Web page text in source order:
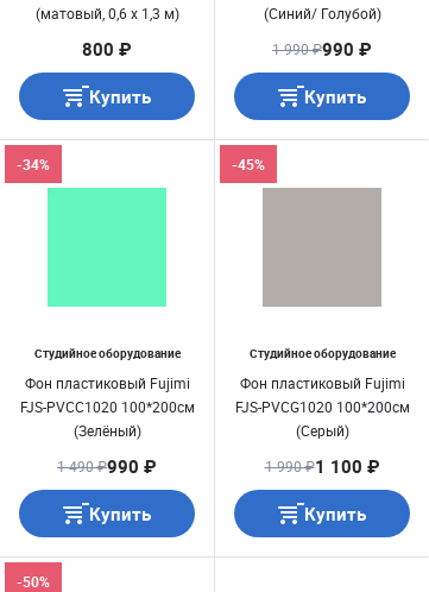
(матовый, 0,6 х 1,3 м)
800 ₽
Купить
(Синий/ Голубой)
1 990 ₽990 ₽
Купить
Студийное оборудование
Фон пластиковый Fujimi
FJS-PVCC1020 100*200см
(Зелёный)
-34%
1 490 ₽990 ₽
Купить
Студийное оборудование
Фон пластиковый Fujimi
FJS-PVCG1020 100*200см
(Серый)
-45%
1 990 ₽1 100 ₽
Купить
-50%